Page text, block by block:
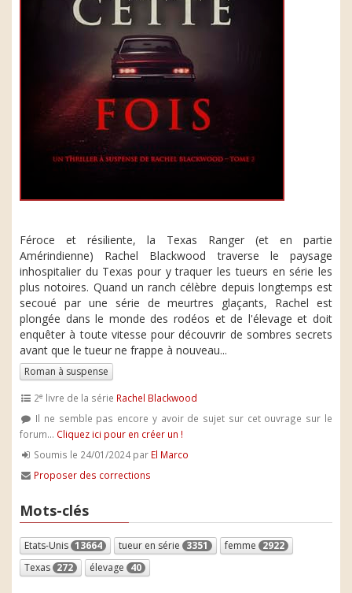
Féroce et résiliente, la Texas Ranger (et en partie
Amérindienne) Rachel Blackwood traverse le paysage
inhospitalier du Texas pour y traquer les tueurs en série les
plus notoires. Quand un ranch célèbre depuis longtemps est
secoué par une série de meurtres glaçants, Rachel est
plongée dans le monde des rodéos et de l'élevage et doit
enquêter à toute vitesse pour découvrir de sombres secrets
avant que le tueur ne frappe à nouveau...
Roman à suspense
2e livre de la série Rachel Blackwood
Il ne semble pas encore y avoir de sujet sur cet ouvrage sur le
forum... Cliquez ici pour en créer un !
Soumis le 24/01/2024 par El Marco
Proposer des corrections
Mots-clés
Etats-Unis 13664 tueur en série 3351 femme 2922
Texas 272 élevage 40